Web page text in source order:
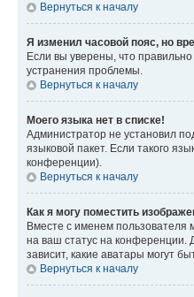
Вернуться к началу
Я изменил часовой пояс, но
Если вы уверены, что
устранения проблемы.
Вернуться к началу
Моего языка нет в списке!
Администратор не установил
языковой пакет. Если такого
конференции).
Вернуться к началу
Как я могу поместить
Вместе с именем пользователя
на ваш статус на конференции.
зависит, какие аватары могут
Вернуться к началу